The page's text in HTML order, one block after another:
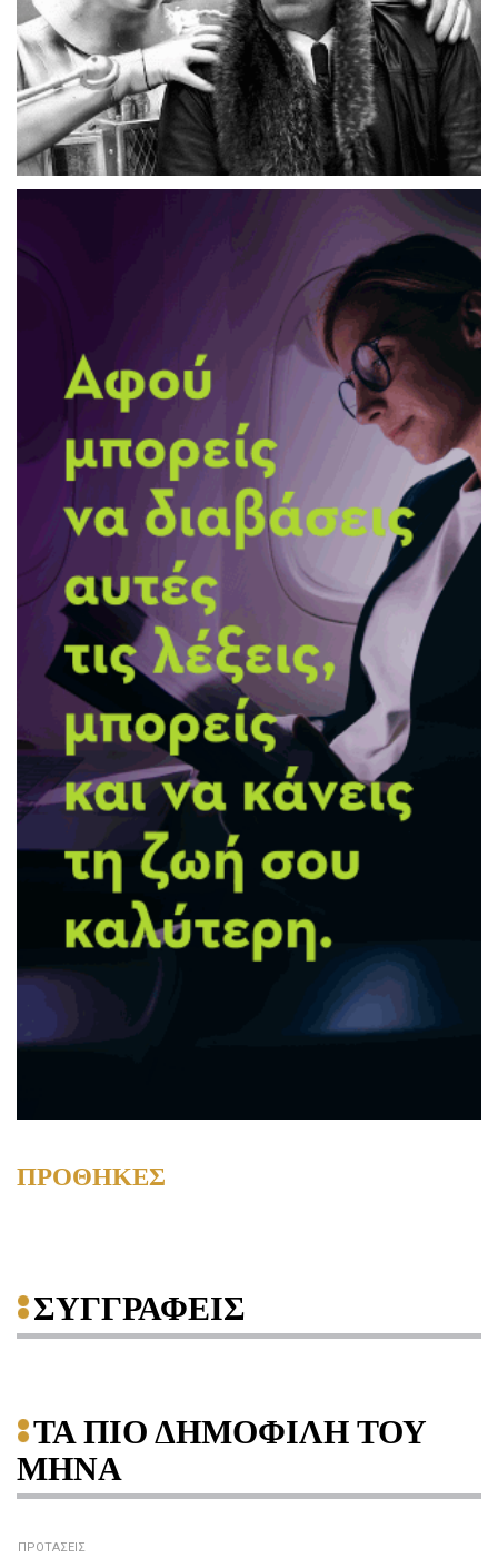
ΠΡΟΘΗΚΕΣ
ΣΥΓΓΡΑΦΕΙΣ
ΤΑ ΠΙΟ ΔΗΜΟΦΙΛΗ ΤΟΥ
ΜΗΝΑ
ΠΡΟΤΑΣΕΙΣ